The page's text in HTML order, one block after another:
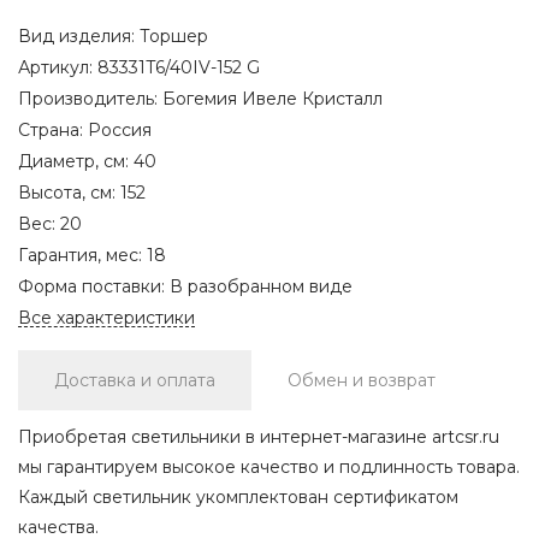
Вид изделия: Торшер
Артикул: 83331T6/40IV-152 G
Производитель: Богемия Ивеле Кристалл
Страна: Россия
Диаметр, см: 40
Высота, см: 152
Вес: 20
Гарантия, мес: 18
Форма поставки: В разобранном виде
Все характеристики
Доставка и оплата Обмен и возврат
Приобретая светильники в интернет-магазине artcsr.ru
мы гарантируем высокое качество и подлинность товара.
Каждый светильник укомплектован сертификатом
качества.